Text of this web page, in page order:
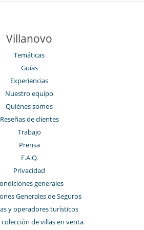
Villanovo
Temáticas
Guías
Experiencias
Nuestro equipo
Quiénes somos
Reseñas de clientes
Trabajo
Prensa
F.A.Q.
Privacidad
generales
Generales de Seguros
y operadores turísticos
de villas en venta